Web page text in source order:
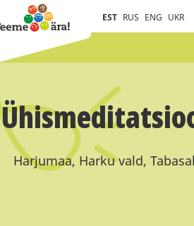
EST RUS ENG UKR
Harjumaa, Harku vald,